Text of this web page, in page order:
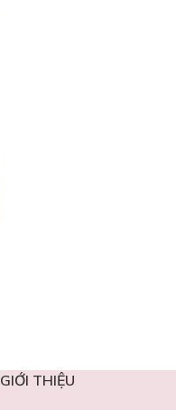
GIỚI THIỆU